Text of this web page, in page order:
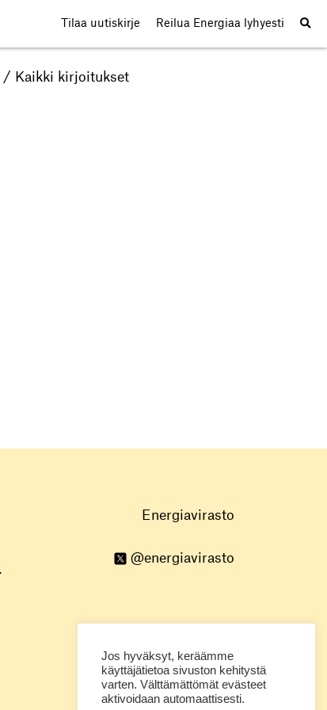
Tilaa uutiskirje Reilua Energiaa lyhyesti
/ Kaikki kirjoitukset
Energiavirasto
@energiavirasto
Jos hyväksyt, keräämme
käyttäjätietoa sivuston kehitystä
varten. Välttämättömät evästeet
aktivoidaan automaattisesti.